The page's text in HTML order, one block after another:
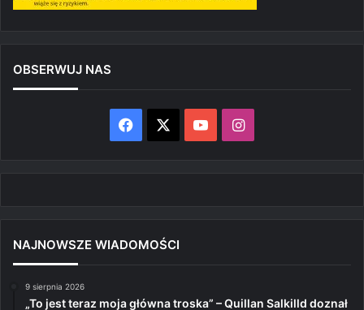
OBSERWUJ NAS
Facebook YouTubeInstagram
NAJNOWSZE WIADOMOŚCI
9 sierpnia 2026
„To jest teraz moja główna troska” – Quillan Salkilld doznał